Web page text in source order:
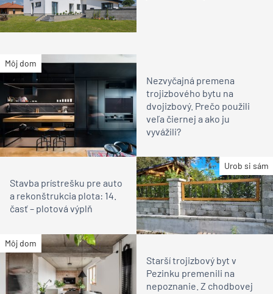
Môj dom
Nezvyčajná premena
trojizbového bytu na
dvojizbový. Prečo použili
veľa čiernej a ako ju
vyvážili?
Urob si sám
Stavba prístrešku pre auto
a rekonštrukcia plota: 14.
časť – plotová výplň
Môj dom
Starší trojizbový byt v
Pezinku premenili na
nepoznanie. Z chodbovej